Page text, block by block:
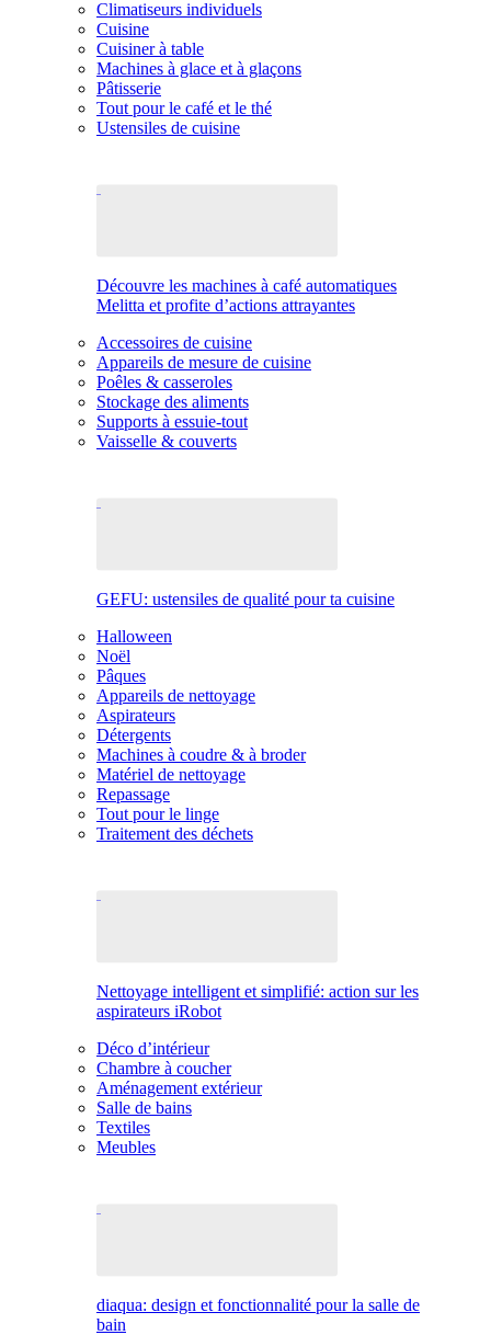
Climatiseurs individuels
Cuisine
Cuisiner à table
Machines à glace et à glaçons
Pâtisserie
Tout pour le café et le thé
Ustensiles de cuisine
Découvre les machines à café automatiques
Melitta et profite d’actions attrayantes
Accessoires de cuisine
Appareils de mesure de cuisine
Poêles & casseroles
Stockage des aliments
Supports à essuie-tout
Vaisselle & couverts
GEFU: ustensiles de qualité pour ta cuisine
Halloween
Noël
Pâques
Appareils de nettoyage
Aspirateurs
Détergents
Machines à coudre & à broder
Matériel de nettoyage
Repassage
Tout pour le linge
Traitement des déchets
Nettoyage intelligent et simplifié: action sur les
aspirateurs iRobot
Déco d’intérieur
Chambre à coucher
Aménagement extérieur
Salle de bains
Textiles
Meubles
diaqua: design et fonctionnalité pour la salle de
bain